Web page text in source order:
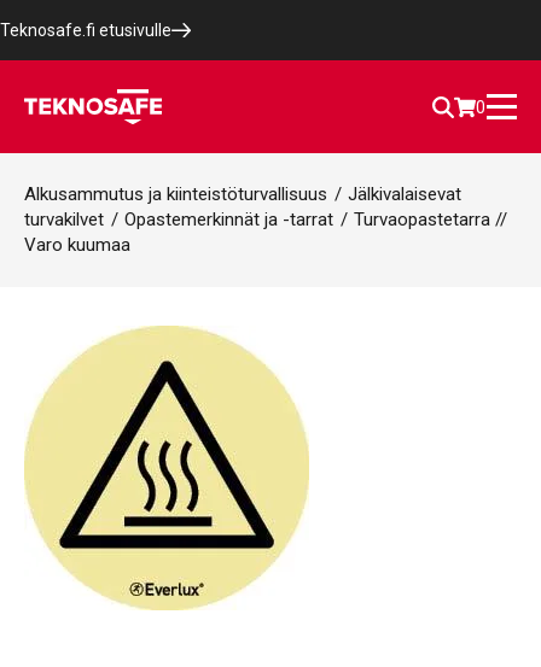
Teknosafe.fi etusivulle
0
Alkusammutus ja kiinteistöturvallisuus / Jälkivalaisevat
turvakilvet / Opastemerkinnät ja -tarrat / Turvaopastetarra //
Varo kuumaa